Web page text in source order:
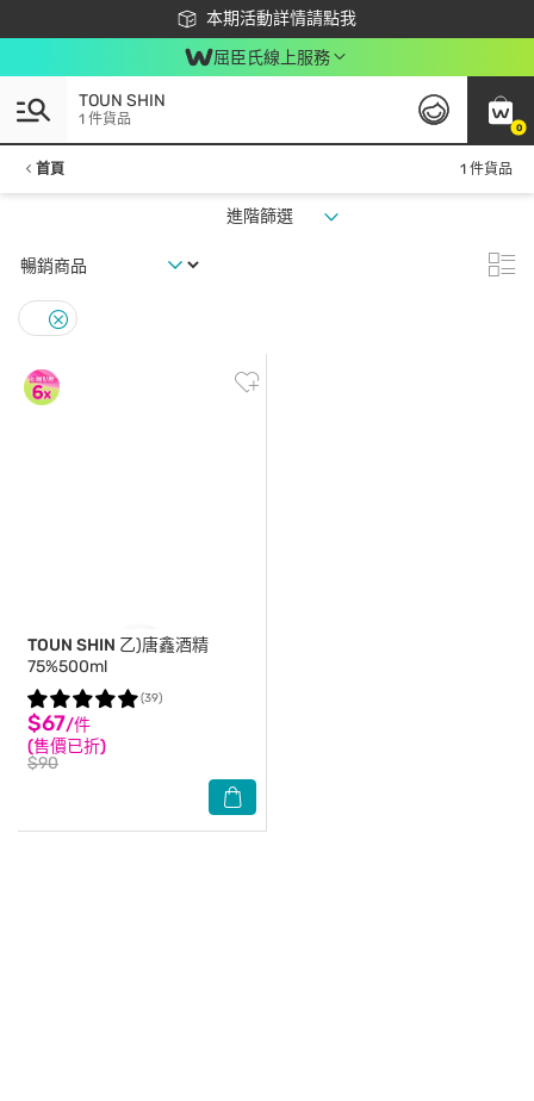
本期活動詳情請點我
下載app最高回饋$350
屈臣氏線上服務
0
TOUN SHIN
1 件貨品
首頁 1 件貨品
進階篩選
TOUN SHIN 乙)唐鑫酒精
75%500ml
$67/件
(售價已折)
$90
(39)